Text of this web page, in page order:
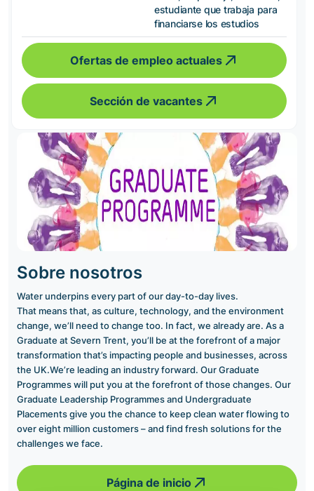
estudiante que trabaja para
financiarse los estudios
Ofertas de empleo actuales
Sección de vacantes
Sobre nosotros
Water underpins every part of our day-to-day lives.
That means that, as culture, technology, and the environment
change, we’ll need to change too. In fact, we already are. As a
Graduate at Severn Trent, you’ll be at the forefront of a major
transformation that’s impacting people and businesses, across
the UK.We’re leading an industry forward. Our Graduate
Programmes will put you at the forefront of those changes. Our
Graduate Leadership Programmes and Undergraduate
Placements give you the chance to keep clean water flowing to
over eight million customers – and find fresh solutions for the
challenges we face.
Página de inicio